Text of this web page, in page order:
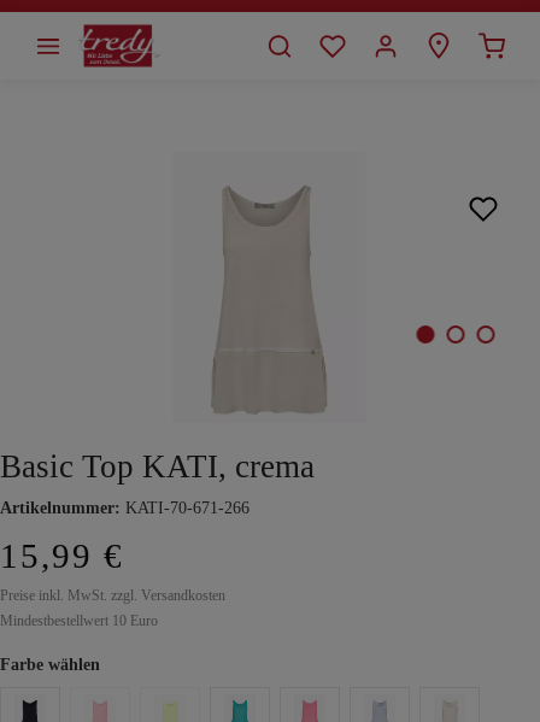
springen
Basic Top KATI, crema
Artikelnummer: KATI-70-671-266
15,99 €
Preise inkl. MwSt. zzgl. Versandkosten
Mindestbestellwert 10 Euro
Farbe wählen